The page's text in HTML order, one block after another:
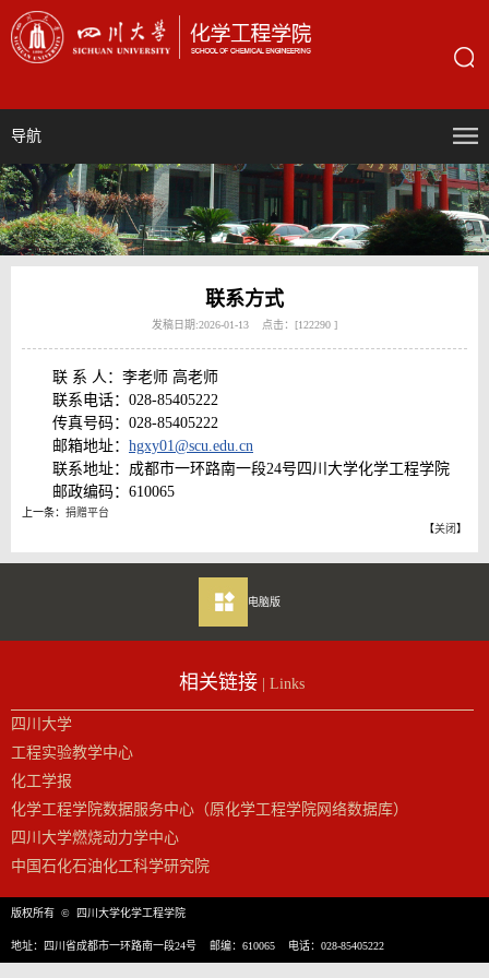
导航
联系方式
发稿日期:2026-01-13 点击：[122290 ]
联 系 人：李老师 高老师
联系电话：028-85405222
传真号码：028-85405222
邮箱地址： hgxy01@scu.edu.cn
联系地址：成都市一环路南一段24号四川大学化学工程学院
邮政编码：610065
上一条： 捐赠平台
【关闭】
电脑版
相关链接 | Links
四川大学
工程实验教学中心
化工学报
化学工程学院数据服务中心（原化学工程学院网络数据库）
四川大学燃烧动力学中心
中国石化石油化工科学研究院
版权所有 © 四川大学化学工程学院
地址：四川省成都市一环路南一段24号 邮编：610065 电话：028-85405222